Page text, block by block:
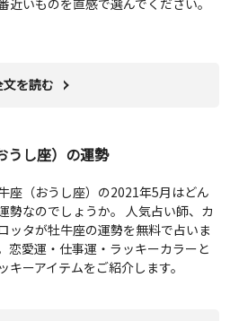
文を読む
うし座）の運勢
座（おうし座）の2021年5月はどん
勢なのでしょうか。 人気占い師、カ
ッタが牡牛座の運勢を無料で占いま
恋愛運・仕事運・ラッキーカラーと
キーアイテムをご紹介します。